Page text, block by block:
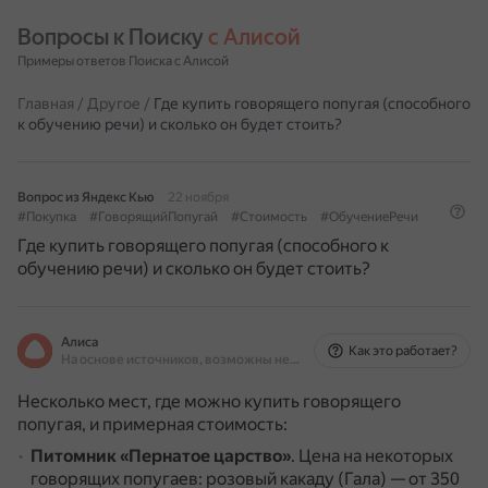
Вопросы к Поиску с Алисой
Примеры ответов Поиска с Алисой
Главная / Другое / Где купить говорящего попугая (способного
к обучению речи) и сколько он будет стоить?
Вопрос из Яндекс Кью
22 ноября
#Покупка
#ГоворящийПопугай #Стоимость #ОбучениеРечи
Где купить говорящего попугая (способного к
обучению речи) и сколько он будет стоить?
Алиса
На основе источников, возможны неточности
Как это работает?
Несколько мест, где можно купить говорящего
попугая, и примерная стоимость:
Питомник «Пернатое царство». Цена на некоторых
говорящих попугаев: розовый какаду (Гала) — от 350